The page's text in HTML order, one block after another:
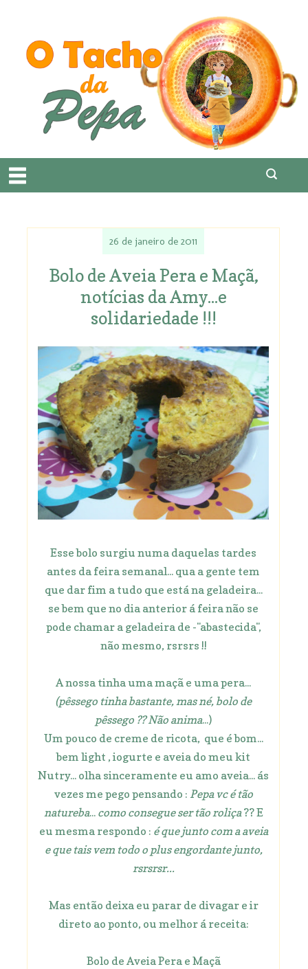
26 de janeiro de 2011
Bolo de Aveia Pera e Maçã,
notícias da Amy...e
solidariedade !!!
Esse bolo surgiu numa daquelas tardes
antes da feira semanal... qua a gente tem
que dar fim a tudo que está na geladeira...
se bem que no dia anterior á feira não se
pode chamar a geladeira de -"abastecida",
não mesmo, rsrsrs !!
A nossa tinha uma maçã e uma pera...
(pêssego tinha bastante, mas né, bolo de
pêssego ?? Não anima...)
Um pouco de creme de ricota, que é bom...
bem light , iogurte e aveia do meu kit
Nutry... olha sinceramente eu amo aveia... ás
vezes me pego pensando : Pepa vc é tão
natureba... como consegue ser tão roliça?? E
eu mesma respondo : é que junto com a aveia
e que tais vem todo o plus engordante junto,
rsrsrsr...
Mas então deixa eu parar de divagar e ir
direto ao ponto, ou melhor á receita:
Bolo de Aveia Pera e Maçã